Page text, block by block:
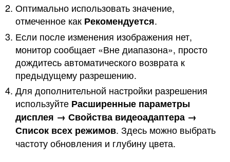
Оптимально использовать значение,
отмеченное как Рекомендуется.
Если после изменения изображения нет,
монитор сообщает «Вне диапазона», просто
дождитесь автоматического возврата к
предыдущему разрешению.
Для дополнительной настройки разрешения
используйте Расширенные параметры
дисплея → Свойства видеоадаптера →
Список всех режимов. Здесь можно выбрать
частоту обновления и глубину цвета.